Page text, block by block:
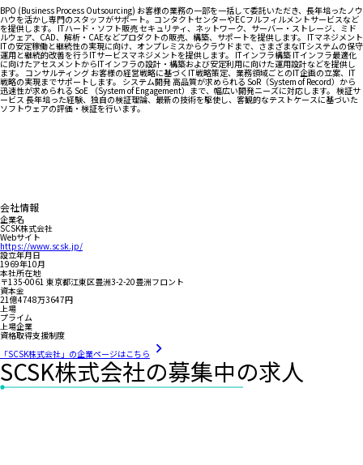
BPO (Business Process Outsourcing) お客様の業務の一部を一括して委託いただき、長年培ったノウ
ハウを活かし専門のスタッフがサポート。コンタクトセンターやECフルフィルメントサービスなど
を提供します。 ITハード・ソフト販売 セキュリティ、ネットワーク、サーバー・ストレージ、ミド
ルウェア、CAD、解析・CAEなどプロダクトの販売、構築、サポートを提供します。 ITマネジメント
ITの安定稼働と継続性の実現に向け、オンプレミスからクラウドまで、さまざまなITシステムの保守
運用と継続的改善を行うITサービスマネジメントを提供します。 ITインフラ構築 ITインフラ最適化
に向けたアセスメントからITインフラの設計・構築および安定利用に向けた運用設計などを提供し
ます。 コンサルティング お客様の経営戦略に基づくIT戦略策定、業務領域ごとのIT企画の立案、IT
戦略の実現までサポートします。 システム開発 高品質が求められる SoR（System of Record）から
迅速性が求められる SoE （System of Engagement）まで、幅広い開発ニーズに対応します。 検証サ
ービス 長年培った経験、独自の検証理論、最新の技術を駆使し、客観的なテストケースに基づいた
ソフトウェアの評価・検証を行います。
会社情報
企業名
SCSK株式会社
Webサイト
https://www.scsk.jp/
設立年月日
1969年10月
本社所在地
〒135-0061 東京都江東区豊洲3-2-20豊洲フロント
資本金
21億4748万3647円
上場
プライム
上場企業
資格取得支援制度
「SCSK株式会社」の企業ページはこちら
SCSK株式会社の募集中の求人